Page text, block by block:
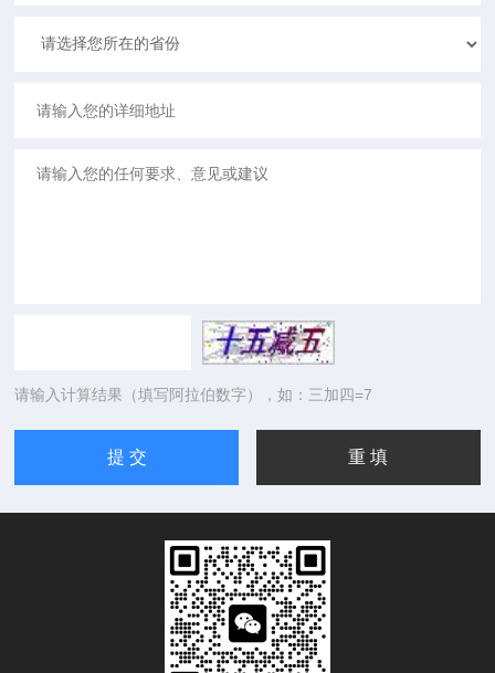
请输入计算结果（填写阿拉伯数字），如：三加四=7